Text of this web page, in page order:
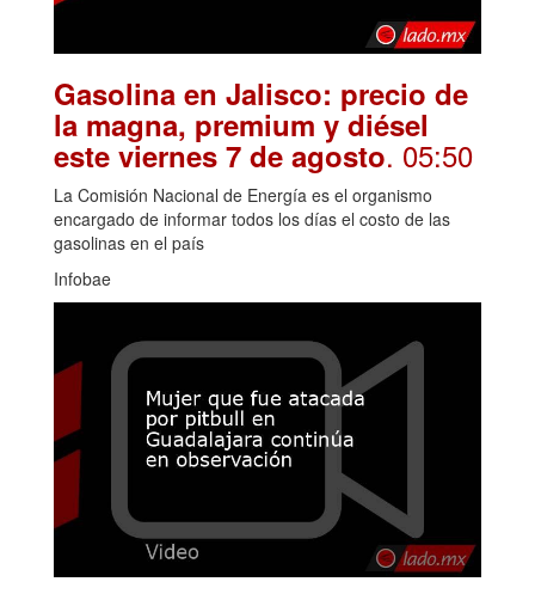
Gasolina en Jalisco: precio de
la magna, premium y diésel
este viernes 7 de agosto. 05:50
La Comisión Nacional de Energía es el organismo
encargado de informar todos los días el costo de las
gasolinas en el país
Infobae